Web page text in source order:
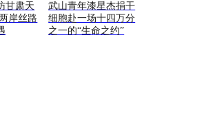
甘肃天
岸丝路
武山青年漆星杰捐干
细胞赴一场十四万分
之一的“生命之约”